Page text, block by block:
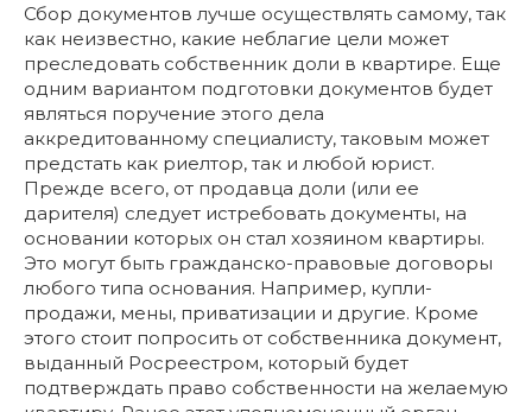
Сбор документов лучше осуществлять самому, так
как неизвестно, какие неблагие цели может
преследовать собственник доли в квартире. Еще
одним вариантом подготовки документов будет
являться поручение этого дела
аккредитованному специалисту, таковым может
предстать как риелтор, так и любой юрист.
Прежде всего, от продавца доли (или ее
дарителя) следует истребовать документы, на
основании которых он стал хозяином квартиры.
Это могут быть гражданско-правовые договоры
любого типа основания. Например, купли-
продажи, мены, приватизации и другие. Кроме
этого стоит попросить от собственника документ,
выданный Росреестром, который будет
подтверждать право собственности на желаемую